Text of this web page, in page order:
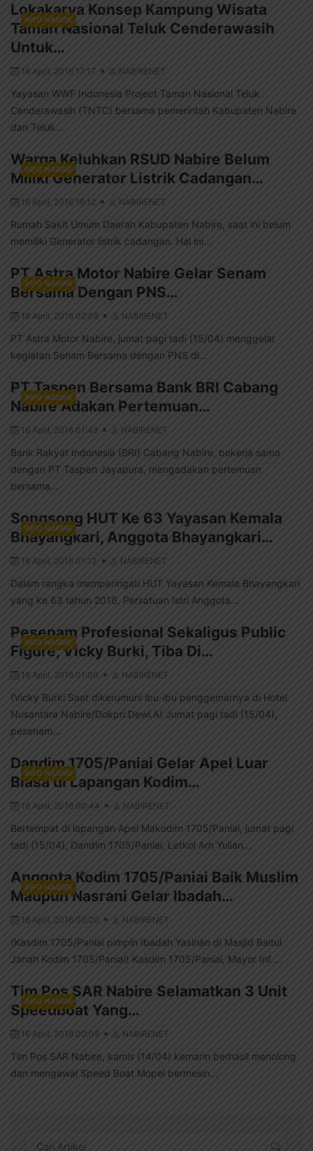
INFO NABIRE
Lokakarya Konsep Kampung Wisata
Taman Nasional Teluk Cenderawasih
Untuk…
16 April, 2016 17:17 NABIRENET
Yayasan WWF Indonesia Project Taman Nasional Teluk
Cenderawasih (TNTC) bersama pemerintah Kabupaten Nabire
dan Teluk...
INFO NABIRE
Warga Keluhkan RSUD Nabire Belum
Miliki Generator Listrik Cadangan…
16 April, 2016 16:12 NABIRENET
Rumah Sakit Umum Daerah Kabupaten Nabire, saat ini belum
memiliki Generator listrik cadangan. Hal ini...
INFO NABIRE
PT Astra Motor Nabire Gelar Senam
Bersama Dengan PNS…
16 April, 2016 02:08 NABIRENET
PT Astra Motor Nabire, jumat pagi tadi (15/04) menggelar
kegiatan Senam Bersama dengan PNS di...
INFO NABIRE
PT Taspen Bersama Bank BRI Cabang
Nabire Adakan Pertemuan…
16 April, 2016 01:49 NABIRENET
Bank Rakyat Indonesia (BRI) Cabang Nabire, bekerja sama
dengan PT Taspen Jayapura, mengadakan pertemuan
bersama...
INFO NABIRE
Songsong HUT Ke 63 Yayasan Kemala
Bhayangkari, Anggota Bhayangkari…
16 April, 2016 01:13 NABIRENET
Dalam rangka memperingati HUT Yayasan Kemala Bhayangkari
yang ke 63 tahun 2016, Persatuan Istri Anggota...
INFO NABIRE
Pesenam Profesional Sekaligus Public
Figure, Vicky Burki, Tiba Di…
16 April, 2016 01:00 NABIRENET
(Vicky Burki Saat dikerumuni ibu-ibu penggemarnya di Hotel
Nusantara Nabire/Dokpri.Dewi.A) Jumat pagi tadi (15/04),
pesenam...
INFO NABIRE
Dandim 1705/Paniai Gelar Apel Luar
Biasa di Lapangan Kodim…
16 April, 2016 00:44 NABIRENET
Bertempat di lapangan Apel Makodim 1705/Paniai, jumat pagi
tadi (15/04), Dandim 1705/Paniai, Letkol Arh Yulian...
INFO NABIRE
Anggota Kodim 1705/Paniai Baik Muslim
Maupun Nasrani Gelar Ibadah…
16 April, 2016 00:20 NABIRENET
(Kasdim 1705/Paniai pimpin Ibadah Yasinan di Masjid Baitul
Janah Kodim 1705/Paniai) Kasdim 1705/Paniai, Mayor Inf....
INFO NABIRE
Tim Pos SAR Nabire Selamatkan 3 Unit
Speedboat Yang…
16 April, 2016 00:09 NABIRENET
Tim Pos SAR Nabire, kamis (14/04) kemarin berhasil menolong
dan mengawal Speed Boat Mopel bermesin...